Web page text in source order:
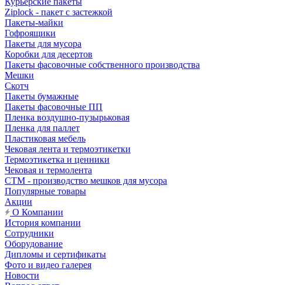
Ziplock - пакет с застежкой
Пакеты-майки
Гофроящики
Пакеты для мусора
Коробки для десертов
Пакеты фасовочные собственного производства
Мешки
Скотч
Пакеты бумажные
Пакеты фасовочные ПП
Пленка воздушно-пузырьковая
Пленка для паллет
Пластиковая мебель
Чековая лента и термоэтикетки
Термоэтикетка и ценники
Чековая и термолента
СТМ - производство мешков для мусора
Популярные товары
Акции
О Компании
История компании
Сотрудники
Оборудование
Дипломы и сертификаты
Фото и видео галерея
Новости